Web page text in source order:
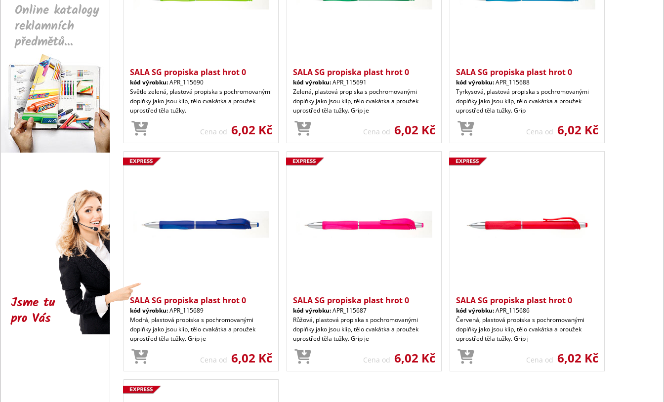
Online katalogy
reklamních
předmětů...
Jsme tu
pro Vás
SALA SG propiska plast hrot 0
kód výrobku:APR_115690
Světle zelená, plastová propiska s pochromovanými
doplňky jako jsou klip, tělo cvakátka a proužek
uprostřed těla tužky.
Cena od 6,02 Kč
SALA SG propiska plast hrot 0
kód výrobku:APR_115691
Zelená, plastová propiska s pochromovanými
doplňky jako jsou klip, tělo cvakátka a proužek
uprostřed těla tužky. Grip je
Cena od 6,02 Kč
SALA SG propiska plast hrot 0
kód výrobku:APR_115688
Tyrkysová, plastová propiska s pochromovanými
doplňky jako jsou klip, tělo cvakátka a proužek
uprostřed těla tužky. Grip
Cena od 6,02 Kč
SALA SG propiska plast hrot 0
kód výrobku:APR_115689
Modrá, plastová propiska s pochromovanými
doplňky jako jsou klip, tělo cvakátka a proužek
uprostřed těla tužky. Grip je
Cena od 6,02 Kč
SALA SG propiska plast hrot 0
kód výrobku:APR_115687
Růžová, plastová propiska s pochromovanými
doplňky jako jsou klip, tělo cvakátka a proužek
uprostřed těla tužky. Grip je
Cena od 6,02 Kč
SALA SG propiska plast hrot 0
kód výrobku:APR_115686
Červená, plastová propiska s pochromovanými
doplňky jako jsou klip, tělo cvakátka a proužek
uprostřed těla tužky. Grip j
Cena od 6,02 Kč